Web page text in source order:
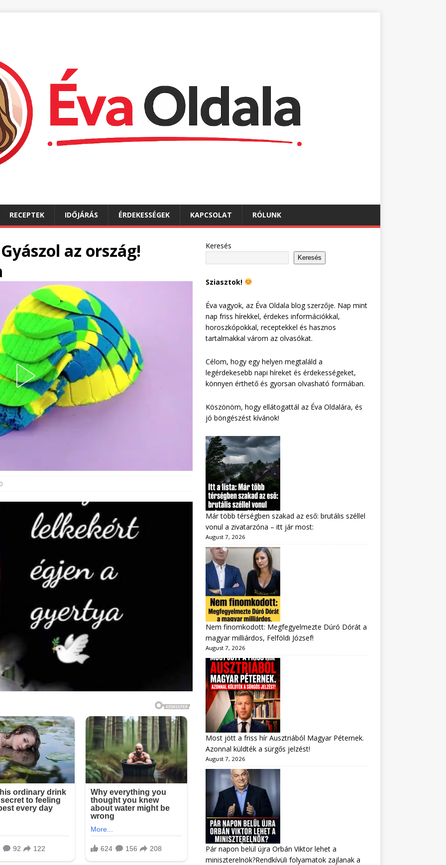
RECEPTEK IDŐJÁRÁS ÉRDEKESSÉGEK KAPCSOLAT RÓLUNK
az ország!
0
Keresés
Keresés
Sziasztok!
Éva vagyok, az Éva Oldala blog szerzője. Nap mint
nap friss hírekkel, érdekes információkkal,
horoszkópokkal, receptekkel és hasznos
tartalmakkal várom az olvasókat.
Célom, hogy egy helyen megtaláld a
legérdekesebb napi híreket és érdekességeket,
könnyen érthető és gyorsan olvasható formában.
Köszönöm, hogy ellátogattál az Éva Oldalára, és
jó böngészést kívánok!
Már több térségben szakad az eső: brutális széllel
vonul a zivatarzóna – itt jár most:
August 7, 2026
Nem finomkodott: Megfegyelmezte Dúró Dórát a
magyar milliárdos, Felföldi József!
August 7, 2026
Most jött a friss hír Ausztriából Magyar Péternek.
Azonnal küldték a sürgős jelzést!
August 7, 2026
Pár napon belül újra Orbán Viktor lehet a
miniszterelnök?Rendkívüli folyamatok zajlanak a